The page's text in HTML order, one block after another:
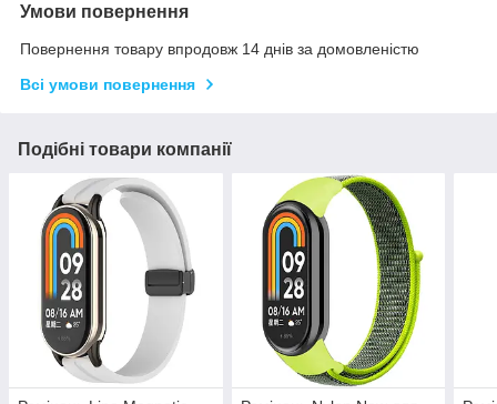
Умови повернення
Повернення товару впродовж 14 днів за домовленістю
Всі умови повернення
Подібні товари компанії